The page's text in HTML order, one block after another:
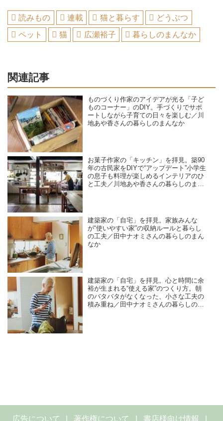
読みもの 連載 猫と暮らす
どうぶつ
ペット
猫 広瀬裕子 暮らしのまんなか
関連記事
ものづくり作家のアイデアが光る「子ど
ものコーナー」のDIY。手づくりでサポ
ートしながら子育ての日々を楽しむ／川
地あや香さんの暮らしのまんなか
お菓子作家の「キッチン」を拝見。築90
年の古民家をDIYで“アップデート”小学生
の息子も料理が楽しめるインテリアのひ
と工夫／川地あや香さんの暮らしのまん
建築家の「自宅」を拝見。家族みんな
が“使いやすい家”の収納ルールと暮らし
の工夫／田中ナオミさんの暮らしのまん
なか
建築家の「自宅」を拝見。心と時間に余
裕が生まれる“使える家”のつくり方。朝
のバタバタがなくなった、小さな工夫の
積み重ね／田中ナオミさんの暮らしのま
広告について 著作権について 書店様向け情報